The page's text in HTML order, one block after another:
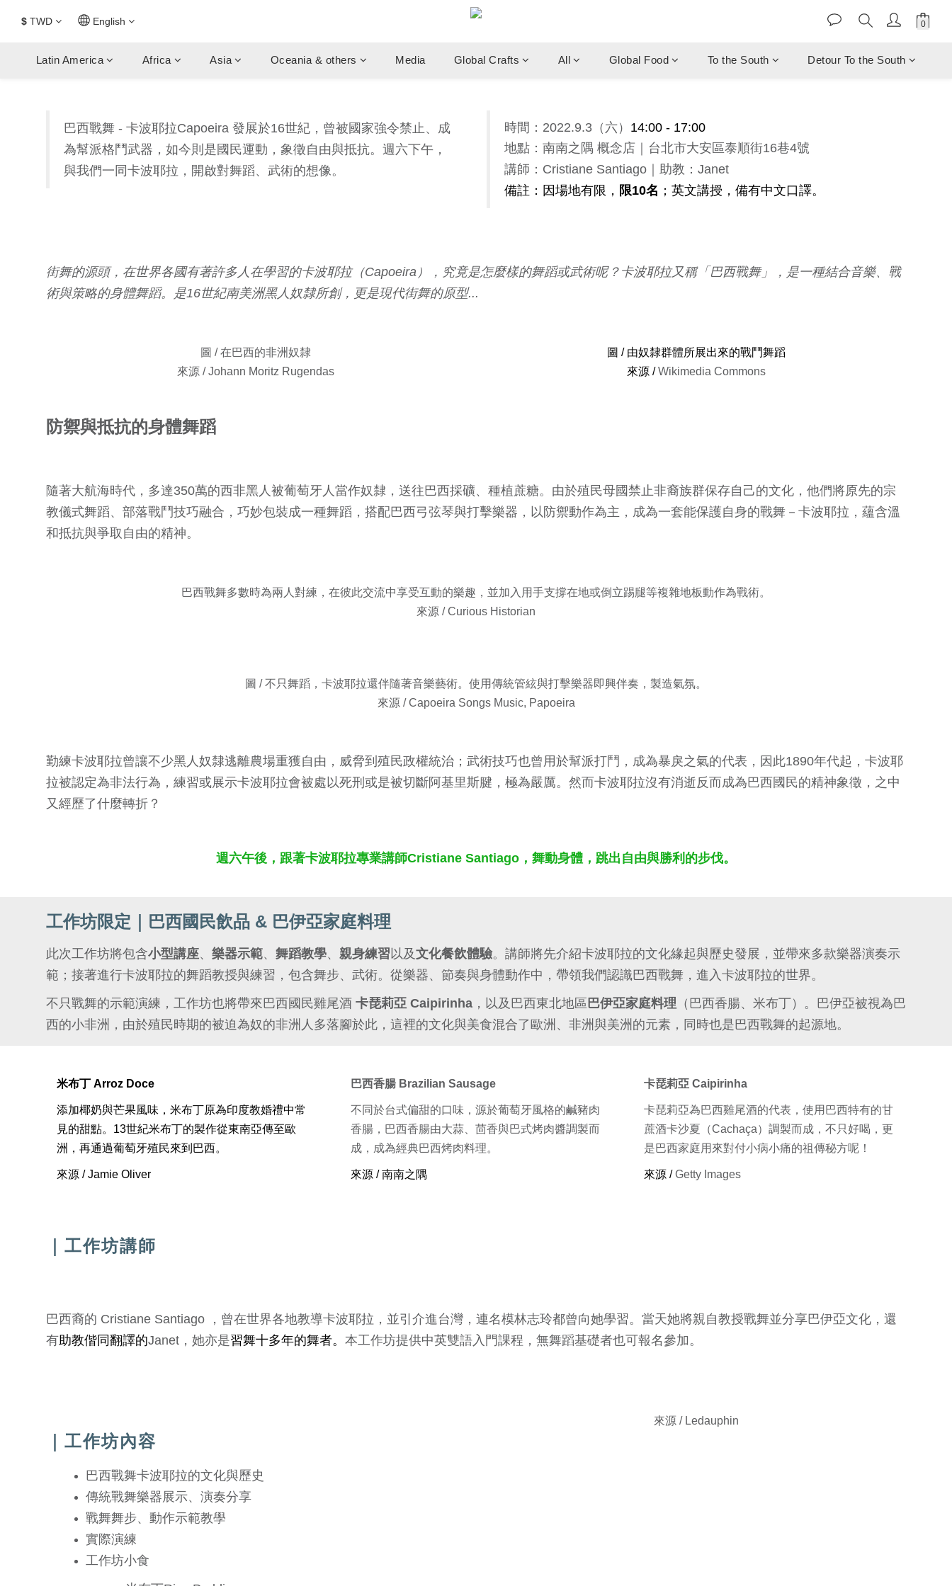
$ TWD English
Latin America Africa Asia Oceania & others Media Global Crafts All Global Food To the South Detour To the South
巴西戰舞 - 卡波耶拉Capoeira 發展於16世紀，曾被國家強令禁止、成
為幫派格鬥武器，如今則是國民運動，象徵自由與抵抗。週六下午，
與我們一同卡波耶拉，開啟對舞蹈、武術的想像。
時間：2022.9.3（六） 14:00 - 17:00
地點：南南之隅 概念店｜台北市大安區泰順街16巷4號
講師： Cristiane Santiago｜ 助教： Janet
備註：因場地有限， 限10名 ； 英文講授，備有中文口譯。
街舞的源頭，在世界各國有著許多人在學習的卡波耶拉（Capoeira），究竟是怎麼樣的舞蹈或武術呢？卡波耶拉又稱「巴西戰舞」，是一種結合音樂、戰
術與策略的身體舞蹈。是16世紀南美洲黑人奴隸所創，更是現代街舞的原型...
圖 / 在巴西的非洲奴隸
來源 / Johann Moritz Rugendas
圖 / 由奴隸群體所展出來的戰鬥舞蹈
來源 / Wikimedia Commons
防禦與抵抗的身體舞蹈
隨著大航海時代，多達350萬的西非黑人被葡萄牙人當作奴隸，送往巴西採礦、種植蔗糖。由於殖民母國禁止非裔族群保存自己的文化，他們將原先的宗
教儀式舞蹈、部落戰鬥技巧融合，巧妙包裝成一種舞蹈，搭配巴西弓弦琴與打擊樂器，以防禦動作為主，成為一套能保護自身的戰舞－卡波耶拉，蘊含溫
和抵抗與爭取自由的精神。
巴西戰舞多數時為兩人對練，在彼此交流中享受互動的樂趣，並加入用手支撐在地或倒立踢腿等複雜地板動作為戰術。
來源 / Curious Historian
圖 / 不只舞蹈，卡波耶拉還伴隨著音樂藝術。使用傳統管絃與打擊樂器即興伴奏，製造氣氛。
來源 / Capoeira Songs Music, Papoeira
勤練卡波耶拉曾讓不少黑人奴隸逃離農場重獲自由，威脅到殖民政權統治；武術技巧也曾用於幫派打鬥，成為暴戾之氣的代表，因此1890年代起，卡波耶
拉被認定為非法行為，練習或展示卡波耶拉會被處以死刑或是被切斷阿基里斯腱，極為嚴厲。然而卡波耶拉沒有消逝反而成為巴西國民的精神象徵，之中
又經歷了什麼轉折？
週六午後，跟著卡波耶拉專業講師Cristiane Santiago，舞動身體，跳出自由與勝利的步伐。
工作坊限定｜巴西國民飲品 & 巴伊亞家庭料理
此次工作坊將包含小型講座、 樂器示範、 舞蹈教學、 親身練習 以及文化餐飲體驗。講師將先介紹卡波耶拉的文化緣起與歷史發展，並帶來多款樂器演奏示
範；接著進行卡波耶拉的舞蹈教授與練習，包含舞步、武術。 從樂器、節奏與身體動作中，帶領我們認識巴西戰舞，進入卡波耶拉的世界。
不只戰舞的示範演練，工作坊也將帶來巴西國民雞尾酒 卡琵莉亞 Caipirinha ，以及巴西東北地區巴伊亞家庭料理 （巴西香腸、米布丁）。巴伊亞被視為巴
西的小非洲，由於殖民時期的被迫為奴的非洲人多落腳於此，這裡的文化與美食混合了歐洲、非洲與美洲的元素，同時也是巴西戰舞的起源地。
米布丁 Arroz Doce
添加椰奶與芒果風味，米布丁原為印度教婚禮中常
見的甜點。13世紀米布丁的製作從東南亞傳至歐
洲，再通過葡萄牙殖民來到巴西。
來源 / Jamie Oliver
巴西香腸 Brazilian Sausage
不同於台式偏甜的口味，源於葡萄牙風格的鹹豬肉
香腸，巴西香腸由大蒜、茴香與巴式烤肉醬調製而
成，成為經典巴西烤肉料理。
來源 / 南南之隅
卡琵莉亞 Caipirinha
卡琵莉亞為巴西雞尾酒的代表，使用巴西特有的甘
蔗酒卡沙夏（Cachaça）調製而成，不只好喝，更
是巴西家庭用來對付小病小痛的祖傳秘方呢！
來源 /Getty Images
｜工作坊講師
巴西裔的 Cristiane Santiago ，曾在世界各地教導卡波耶拉，並引介進台灣，連名模林志玲都曾向她學習。當天她將親自教授戰舞並分享巴伊亞文化，還
有助教偕同翻譯的Janet，她亦是習舞十多年的舞者。 本工作坊提供中英雙語入門課程，無舞蹈基礎者也可報名參加。
｜工作坊內容
巴西戰舞卡波耶拉的文化與歷史
傳統戰舞樂器展示、演奏分享
戰舞舞步、動作示範教學
實際演練
工作坊小食
來源 / Ledauphin